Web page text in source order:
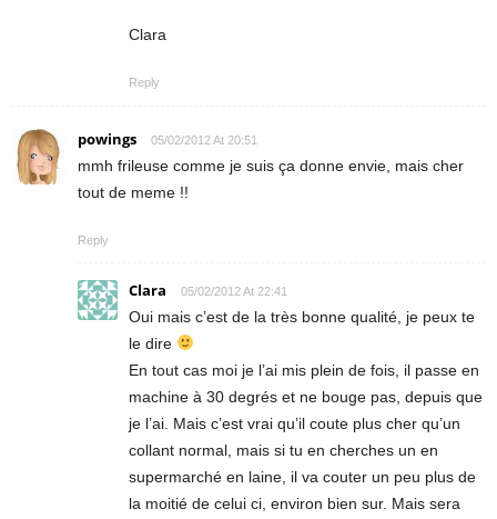
Clara
Reply
powings 05/02/2012 At 20:51
mmh frileuse comme je suis ça donne envie, mais cher
tout de meme !!
Reply
Clara 05/02/2012 At 22:41
Oui mais c’est de la très bonne qualité, je peux te
le dire
En tout cas moi je l’ai mis plein de fois, il passe en
machine à 30 degrés et ne bouge pas, depuis que
je l’ai. Mais c’est vrai qu’il coute plus cher qu’un
collant normal, mais si tu en cherches un en
supermarché en laine, il va couter un peu plus de
la moitié de celui ci, environ bien sur. Mais sera